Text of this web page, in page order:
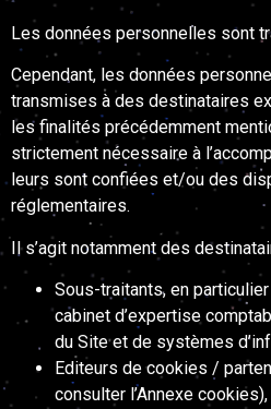
Les données personnelles sont
Cependant, les données
transmises à des destinataires
les finalités précédemment
strictement nécessaire à
leurs sont confiées et/ou des
réglementaires.
Il s’agit notamment des
Sous-traitants, en
cabinet d’expertise
du Site et de systèmes
Editeurs de cookies /
consulter l’Annexe cookies),